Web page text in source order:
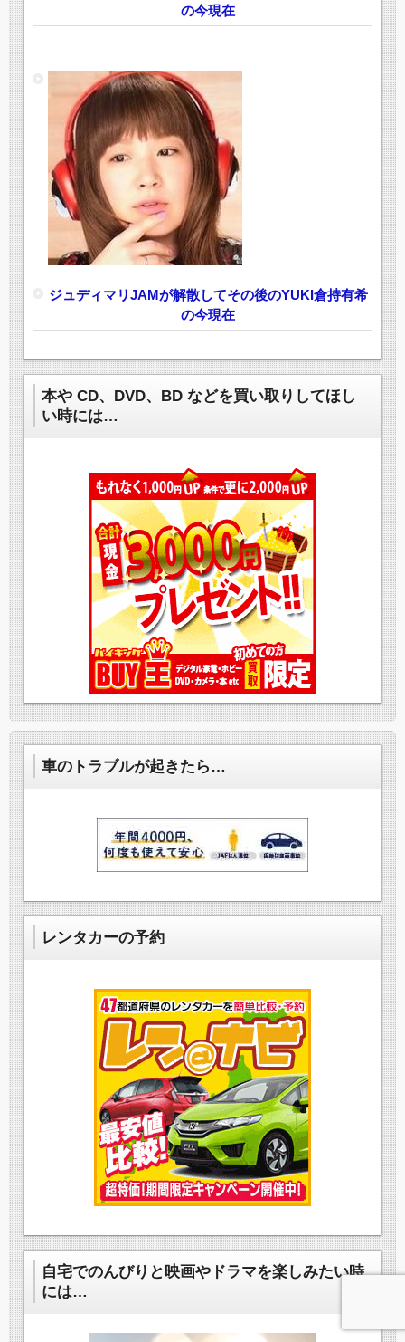
の今現在
ジュディマリJAMが解散してその後のYUKI倉持有希
の今現在
本や CD、DVD、BD などを買い取りしてほし
い時には…
車のトラブルが起きたら…
レンタカーの予約
自宅でのんびりと映画やドラマを楽しみたい時
には…